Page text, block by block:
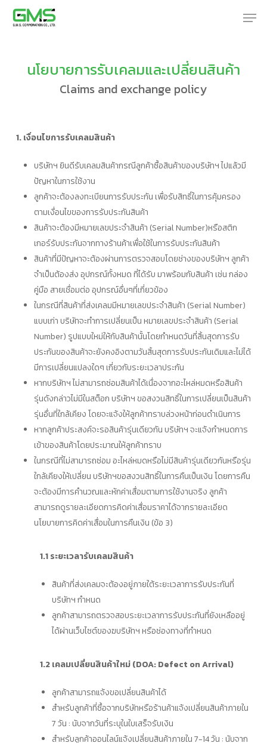
Skip
Menu
นโยบายการรับเคลมและเปลี่ยนสินค้า
Claims and exchange policy
1. เงื่อนไขการรับเคลมสินค้า
บริษัทฯ ยินดีรับเคลมสินค้ากรณีลูกค้าซื้อสินค้าของบริษัทฯ ไปแล้วมี
ปัญหาในการใช้งาน
ลูกค้าจะต้องลงทะเบียนการรับประกัน เพื่อรับสิทธิ์ในการคุ้มครอง
ตามเงื่อนไขของการรับประกันสินค้า
สินค้าจะต้องมีหมายเลขประจำสินค้า (Serial Number)หรือสติก
เกอร์รับประกันจากทางร้านค้าเพื่อใช้ในการรับประกันสินค้า
สินค้าที่มีปัญหาจะต้องผ่านการตรวจสอบโดยช่างของบริษัทฯ ลูกค้า
จำเป็นต้องส่ง อุปกรณ์ทั้งหมด ที่ได้รับ มาพร้อมกับสินค้า เช่น กล่อง
คู่มือ สายเชื่อมต่อ อุปกรณ์อื่นๆที่เกี่ยวข้อง
ในกรณีที่สินค้าที่ส่งเคลมมีหมายเลขประจำสินค้า (Serial Number)
แบบเก่า บริษัทจะทำการเปลี่ยนเป็น หมายเลขประจำสินค้า (Serial
Number) รูปแบบใหม่ให้กับสินค้านั้นโดยกำหนดวันที่สิ้นสุดการรับ
ประกันของสินค้าจะยังคงอิงตามวันสิ้นสุดการรับประกันเดิมและไม่ได้
มีการเปลี่ยนแปลงใดๆ เกี่ยวกับระยะเวลาประกัน
หากบริษัทฯ ไม่สามารถซ่อมสินค้าได้เนื่องจากอะไหล่หมดหรือสินค้า
รุ่นดังกล่าวไม่มีในสต็อก บริษัทฯ ขอสงวนสิทธิ์ในการเปลี่ยนเป็นสินค้า
รุ่นอื่นที่ใกล้เคียง โดยจะแจ้งให้ลูกค้าทราบล่วงหน้าก่อนดำเนินการ
หากลูกค้าประสงค์จะรอสินค้ารุ่นเดียวกัน บริษัทฯ จะแจ้งกำหนดการ
เข้าของสินค้าโดยประมาณให้ลูกค้าทราบ
ในกรณีที่ไม่สามารถซ่อม อะไหล่หมดหรือไม่มีสินค้ารุ่นเดียวกันหรือรุ่น
ใกล้เคียงให้เปลี่ยน บริษัทฯขอสงวนสิทธิ์ในการคืนเป็นเงิน โดยการคืน
จะต้องมีการคำนวณและหักค่าเสื่อมตามการใช้งานจริง ลูกค้า
สามารถดูรายละเอียดการคิดค่าเสื่อมราคาได้จากรายละเอียด
นโยบายการคิดค่าเสื่อมในการคืนเงิน (ข้อ 3)
1.1 ระยะเวลารับเคลมสินค้า
สินค้าที่ส่งเคลมจะต้องอยู่ภายใต้ระยะเวลาการรับประกันที่
บริษัทฯ กำหนด
ลูกค้าสามารถตรวจสอบระยะเวลาการรับประกันที่ยังเหลืออยู่
ได้ผ่านเว็บไซต์ของฆบริษัทฯ หรือช่องทางที่กำหนด
1.2 เคลมเปลี่ยนสินค้าใหม่ (DOA: Defect on Arrival)
ลูกค้าสามารถแจ้งขอเปลี่ยนสินค้าได้
สำหรับลูกค้าที่ซื้อจากบริษัทหรือร้านค้าแจ้งเปลี่ยนสินค้าภายใน
7 วัน : นับจากวันที่ระบุในใบเสร็จรับเงิน
สำหรับลูกค้าออนไลน์แจ้งเปลี่ยนสินค้าภายใน 7-14 วัน : นับจาก